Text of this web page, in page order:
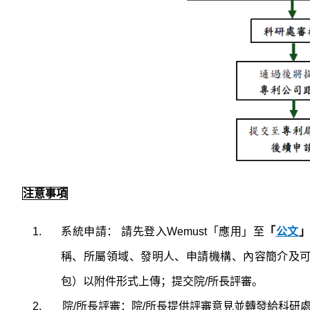
注意事項
系統申請： 請先登入Wemust「應用」至 「 公文 」
稱、所屬領域、發明人、申請機構、內容簡介及
包）以附件形式上傳；提交院/所長評審。
院/所長評審：院/所長提供評審意見並轉發給科研